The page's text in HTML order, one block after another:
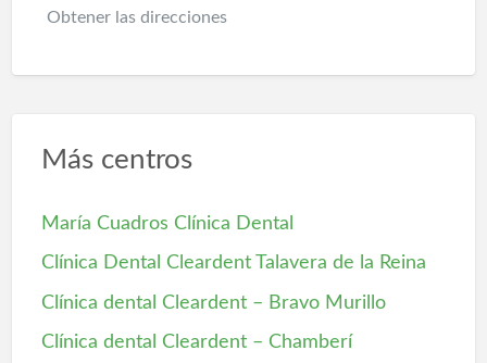
Obtener las direcciones
Más centros
María Cuadros Clínica Dental
Clínica Dental Cleardent Talavera de la Reina
Clínica dental Cleardent – Bravo Murillo
Clínica dental Cleardent – Chamberí